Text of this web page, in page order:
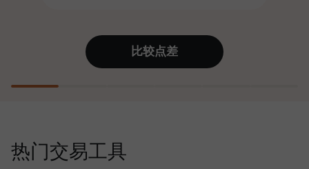
值账户即可获得iPhone、MacBook
或梦想旅行
证6个月内利润增长3倍。放心交易—
您的资金受到保护！
比较点差
热门交易工具